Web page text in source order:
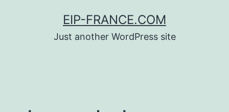
EIP-FRANCE.COM
Just another WordPress site